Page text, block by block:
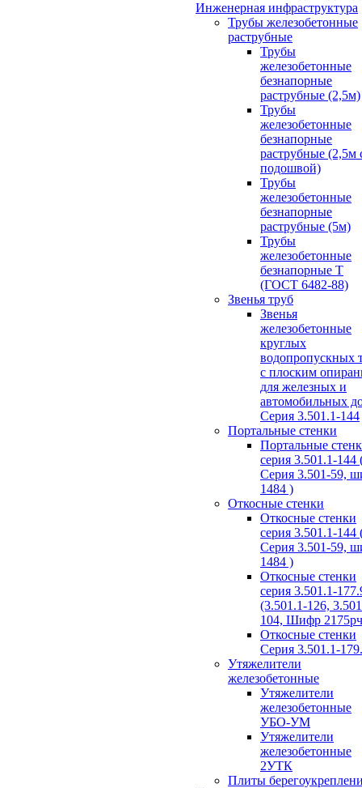
Инженерная инфраструктура
Трубы железобетонные
раструбные
Трубы
железобетонные
безнапорные
раструбные (2,5м)
Трубы
железобетонные
безнапорные
раструбные (2,5м
подошвой)
Трубы
железобетонные
безнапорные
раструбные (5м)
Трубы
железобетонные
безнапорные Т
(ГОСТ 6482-88)
Звенья труб
Звенья
железобетонные
круглых
водопропускных
с плоским
для железных и
автомобильных
Серия 3.501.1-144
Портальные стенки
Портальные
серия 3.501.1-144
Серия 3.501-59,
1484 )
Откосные стенки
Откосные стенки
серия 3.501.1-144
Серия 3.501-59,
1484 )
Откосные стенки
серия 3.501.1-
(3.501.1-126,
104, Шифр
Откосные стенки
Серия 3.501.1-
Утяжелители
железобетонные
Утяжелители
железобетонные
УБО-УМ
Утяжелители
железобетонные
2УТК
Плиты